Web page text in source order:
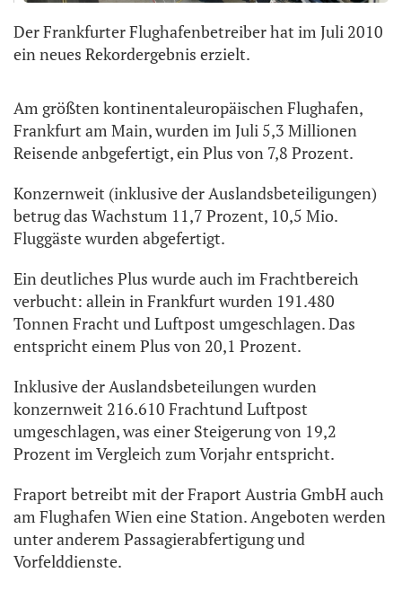
Der Frankfurter Flughafenbetreiber hat im Juli 2010
ein neues Rekordergebnis erzielt.
Am größten kontinentaleuropäischen Flughafen,
Frankfurt am Main, wurden im Juli 5,3 Millionen
Reisende anbgefertigt, ein Plus von 7,8 Prozent.
Konzernweit (inklusive der Auslandsbeteiligungen)
betrug das Wachstum 11,7 Prozent, 10,5 Mio.
Fluggäste wurden abgefertigt.
Ein deutliches Plus wurde auch im Frachtbereich
verbucht: allein in Frankfurt wurden 191.480
Tonnen Fracht und Luftpost umgeschlagen. Das
entspricht einem Plus von 20,1 Prozent.
Inklusive der Auslandsbeteilungen wurden
konzernweit 216.610 Frachtund Luftpost
umgeschlagen, was einer Steigerung von 19,2
Prozent im Vergleich zum Vorjahr entspricht.
Fraport betreibt mit der Fraport Austria GmbH auch
am Flughafen Wien eine Station. Angeboten werden
unter anderem Passagierabfertigung und
Vorfelddienste.